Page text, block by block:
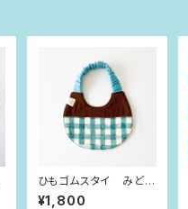
ひもゴムスタイ みどり
チェック
¥1,800